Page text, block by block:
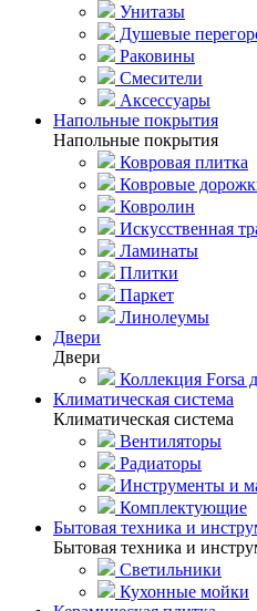
Унитазы
Душевые
Раковины
Смесители
Аксессуары
Напольные покрытия
Напольные покрытия
Ковровая плитка
Ковровые
Ковролин
Искусственная
Ламинаты
Плитки
Паркет
Линолеумы
Двери
Двери
Коллекция Forsa
Климатическая система
Климатическая система
Вентиляторы
Радиаторы
Инструменты и
Комплектующие
Бытовая техника и
Бытовая техника и
Светильники
Кухонные мойки